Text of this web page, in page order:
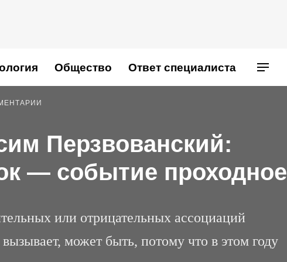
Общество Ответ специалиста
Перзвованский:
— событие проходное
или отрицательных ассоциаций
может быть, потому что в этом году